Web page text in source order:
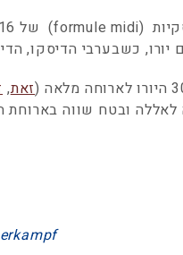
כשבערבי הדיסקו,
זאת,
ובטח שווה בארוחת